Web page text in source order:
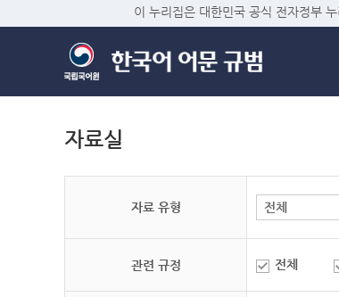
이 누리집은 대한민국 공식 전자정부 누
자료실
자료 유형
관련 규정 전체